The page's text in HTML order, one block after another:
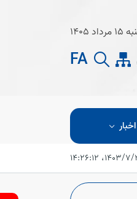
1405
FA
اخبار
۷/۲۳،‏ ۱۴:۲۶:۱۲